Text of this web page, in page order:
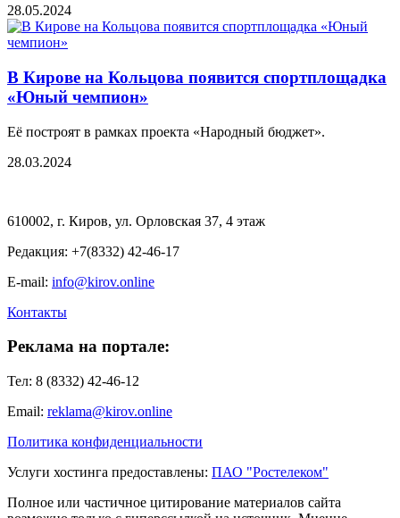
28.05.2024
В Кирове на Кольцова появится спортплощадка
«Юный чемпион»
Её построят в рамках проекта «Народный бюджет».
28.03.2024
610002, г. Киров, ул. Орловская 37, 4 этаж
Редакция: +7(8332) 42-46-17
E-mail: info@kirov.online
Контакты
Реклама на портале:
Тел: 8 (8332) 42-46-12
Email: reklama@kirov.online
Политика конфиденциальности
Услуги хостинга предоставлены: ПАО "Ростелеком"
Полное или частичное цитирование материалов сайта